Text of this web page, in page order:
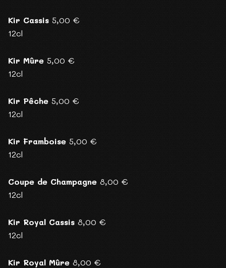
Kir Cassis 5,00 €
12cl
Kir Mûre 5,00 €
12cl
Kir Pêche 5,00 €
12cl
Kir Framboise 5,00 €
12cl
Coupe de Champagne 8,00 €
12cl
Kir Royal Cassis 8,00 €
12cl
Kir Royal Mûre 8,00 €